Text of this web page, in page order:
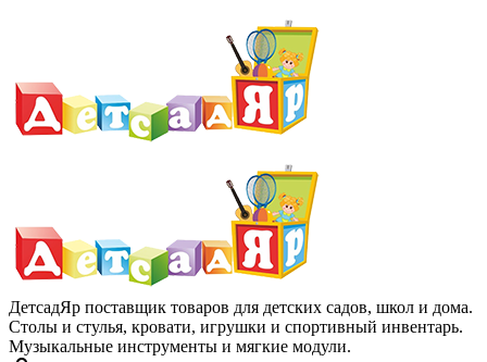
ДетсадЯр поставщик товаров для детских садов, школ и дома.
Столы и стулья, кровати, игрушки и спортивный инвентарь.
Музыкальные инструменты и мягкие модули.